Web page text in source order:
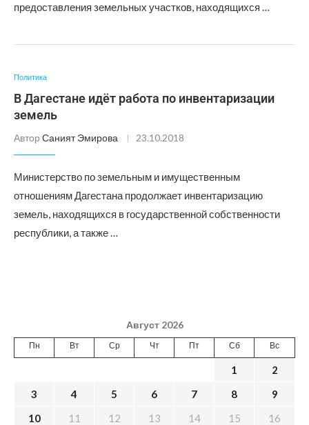
предоставления земельных участков, находящихся …
Политика
В Дагестане идёт работа по инвентаризации
земель
Автор Саният Эмирова 23.10.2018
Министерство по земельным и имущественным
отношениям Дагестана продолжает инвентаризацию
земель, находящихся в государственной собственности
республики, а также …
Август 2026
Пн Вт Ср Чт Пт Сб Вс
1
2
3
4 5 6 7 8
9
10
11 12 13 14 15
16